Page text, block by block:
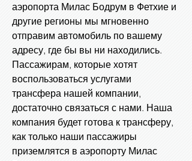
аэропорта Милас Бодрум в Фетхие и
другие регионы мы мгновенно
отправим автомобиль по вашему
адресу, где бы вы ни находились.
Пассажирам, которые хотят
воспользоваться услугами
трансфера нашей компании,
достаточно связаться с нами. Наша
компания будет готова к трансферу,
как только наши пассажиры
приземлятся в аэропорту Милас